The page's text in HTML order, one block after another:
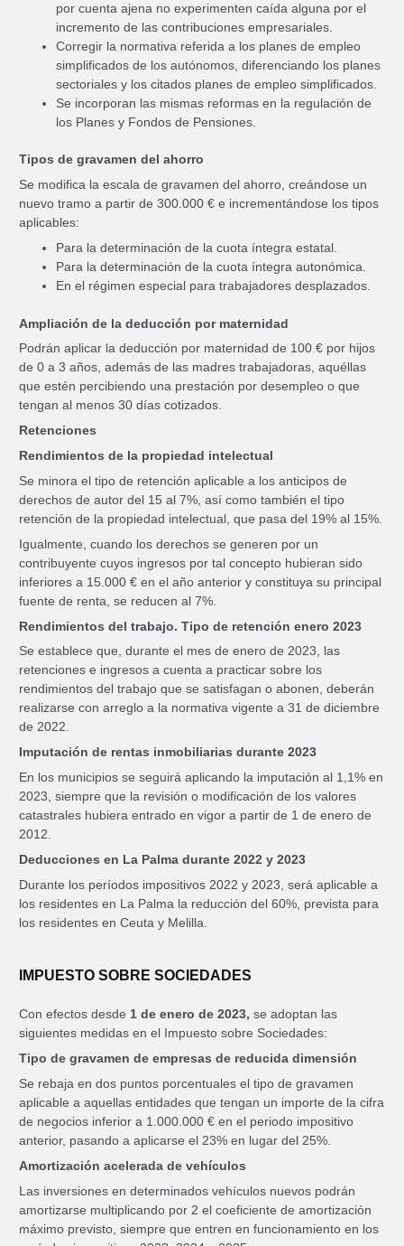
por cuenta ajena no experimenten caída alguna por el
incremento de las contribuciones empresariales.
Corregir la normativa referida a los planes de empleo
simplificados de los autónomos, diferenciando los planes
sectoriales y los citados planes de empleo simplificados.
Se incorporan las mismas reformas en la regulación de
los Planes y Fondos de Pensiones.
Tipos de gravamen del ahorro
Se modifica la escala de gravamen del ahorro, creándose un
nuevo tramo a partir de 300.000 € e incrementándose los tipos
aplicables:
Para la determinación de la cuota íntegra estatal.
Para la determinación de la cuota íntegra autonómica.
En el régimen especial para trabajadores desplazados.
Ampliación de la deducción por maternidad
Podrán aplicar la deducción por maternidad de 100 € por hijos
de 0 a 3 años, además de las madres trabajadoras, aquéllas
que estén percibiendo una prestación por desempleo o que
tengan al menos 30 días cotizados.
Retenciones
Rendimientos de la propiedad intelectual
Se minora el tipo de retención aplicable a los anticipos de
derechos de autor del 15 al 7%, así como también el tipo
retención de la propiedad intelectual, que pasa del 19% al 15%.
Igualmente, cuando los derechos se generen por un
contribuyente cuyos ingresos por tal concepto hubieran sido
inferiores a 15.000 € en el año anterior y constituya su principal
fuente de renta, se reducen al 7%.
Rendimientos del trabajo. Tipo de retención enero 2023
Se establece que, durante el mes de enero de 2023, las
retenciones e ingresos a cuenta a practicar sobre los
rendimientos del trabajo que se satisfagan o abonen, deberán
realizarse con arreglo a la normativa vigente a 31 de diciembre
de 2022.
Imputación de rentas inmobiliarias durante 2023
En los municipios se seguirá aplicando la imputación al 1,1% en
2023, siempre que la revisión o modificación de los valores
catastrales hubiera entrado en vigor a partir de 1 de enero de
2012.
Deducciones en La Palma durante 2022 y 2023
Durante los períodos impositivos 2022 y 2023, será aplicable a
los residentes en La Palma la reducción del 60%, prevista para
los residentes en Ceuta y Melilla.
IMPUESTO SOBRE SOCIEDADES
Con efectos desde 1 de enero de 2023, se adoptan las
siguientes medidas en el Impuesto sobre Sociedades:
Tipo de gravamen de empresas de reducida dimensión
Se rebaja en dos puntos porcentuales el tipo de gravamen
aplicable a aquellas entidades que tengan un importe de la cifra
de negocios inferior a 1.000.000 € en el periodo impositivo
anterior, pasando a aplicarse el 23% en lugar del 25%.
Amortización acelerada de vehículos
Las inversiones en determinados vehículos nuevos podrán
amortizarse multiplicando por 2 el coeficiente de amortización
máximo previsto, siempre que entren en funcionamiento en los